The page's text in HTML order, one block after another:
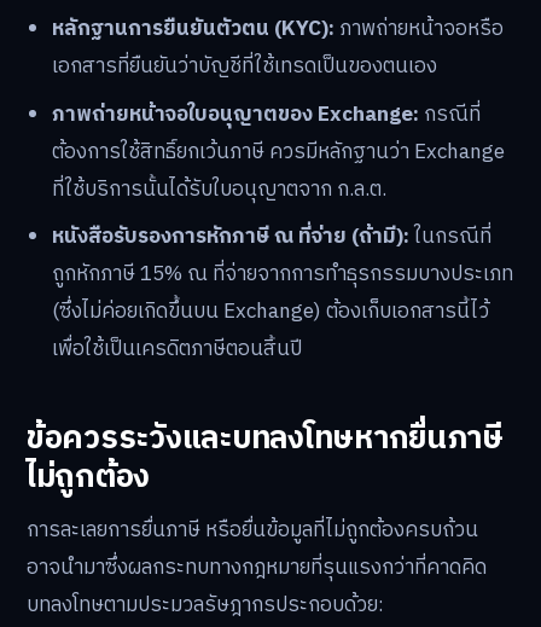
หลักฐานการยืนยันตัวตน (KYC): ภาพถ่ายหน้าจอหรือ
เอกสารที่ยืนยันว่าบัญชีที่ใช้เทรดเป็นของตนเอง
ภาพถ่ายหน้าจอใบอนุญาตของ Exchange: กรณีที่
ต้องการใช้สิทธิ์ยกเว้นภาษี ควรมีหลักฐานว่า Exchange
ที่ใช้บริการนั้นได้รับใบอนุญาตจาก ก.ล.ต.
หนังสือรับรองการหักภาษี ณ ที่จ่าย (ถ้ามี):ในกรณีที่
ถูกหักภาษี 15% ณ ที่จ่ายจากการทำธุรกรรมบางประเภท
(ซึ่งไม่ค่อยเกิดขึ้นบน Exchange) ต้องเก็บเอกสารนี้ไว้
เพื่อใช้เป็นเครดิตภาษีตอนสิ้นปี
ข้อควรระวังและบทลงโทษหากยื่นภาษี
ไม่ถูกต้อง
การละเลยการยื่นภาษี หรือยื่นข้อมูลที่ไม่ถูกต้องครบถ้วน
อาจนำมาซึ่งผลกระทบทางกฎหมายที่รุนแรงกว่าที่คาดคิด
บทลงโทษตามประมวลรัษฎากรประกอบด้วย: